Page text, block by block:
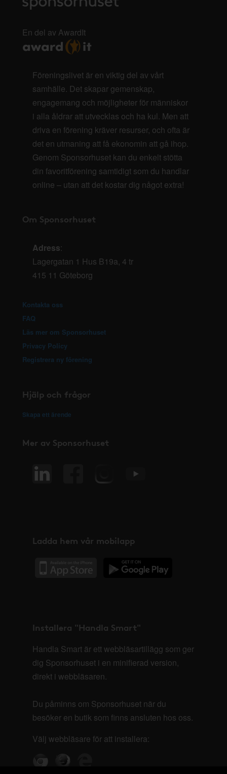
En del av AwardIt
Föreningslivet är en viktig del av vårt
samhälle. Det skapar gemenskap,
engagemang och möjligheter för människor
i alla åldrar att utvecklas och ha kul. Men att
driva en förening kräver resurser, och ofta är
det en utmaning att få ekonomin att gå ihop.
Genom Sponsorhuset kan du enkelt stötta
din favoritförening samtidigt som du handlar
online – utan att det kostar dig något extra!
Om Sponsorhuset
Adress:
Lagergatan 1 Hus B19a, 4 tr
415 11 Göteborg
Kontakta oss
FAQ
Läs mer om Sponsorhuset
Privacy Policy
Registrera ny förening
Hjälp och frågor
Skapa ett ärende
Mer av Sponsorhuset
Ladda hem vår mobilapp
Installera "Handla Smart"
Handla Smart är ett webbläsartillägg som ger
dig Sponsorhuset i en minifierad version,
direkt i webbläsaren.
Du påminns om Sponsorhuset när du
besöker en butik som finns ansluten hos oss.
Välj webbläsare för att installera: